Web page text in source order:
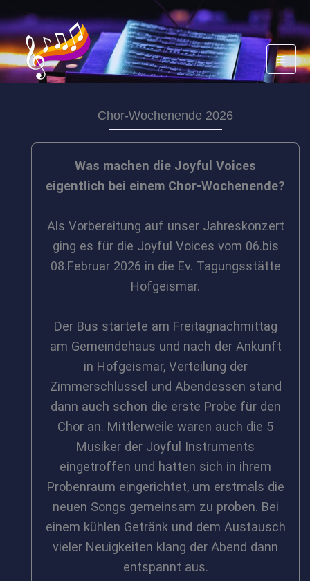
Inhalt
springen
Chor-Wochenende 2026
Was machen die Joyful Voices
eigentlich bei einem Chor-Wochenende?
Als Vorbereitung auf unser Jahreskonzert
ging es für die Joyful Voices vom 06.bis
08.Februar 2026 in die Ev. Tagungsstätte
Hofgeismar.
Der Bus startete am Freitagnachmittag
am Gemeindehaus und nach der Ankunft
in Hofgeismar, Verteilung der
Zimmerschlüssel und Abendessen stand
dann auch schon die erste Probe für den
Chor an. Mittlerweile waren auch die 5
Musiker der Joyful Instruments
eingetroffen und hatten sich in ihrem
Probenraum eingerichtet, um erstmals die
neuen Songs gemeinsam zu proben. Bei
einem kühlen Getränk und dem Austausch
vieler Neuigkeiten klang der Abend dann
entspannt aus.